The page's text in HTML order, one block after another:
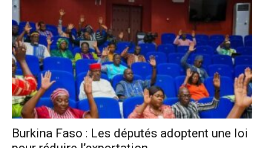
Burkina Faso : Les députés adoptent une loi